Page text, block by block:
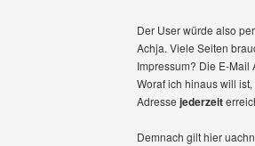
Der User würde also
Achja. Viele Seiten
Impressum? Die E-Mail
Woraf ich hinaus will
Adresse jederzeit
Demnach gilt hier